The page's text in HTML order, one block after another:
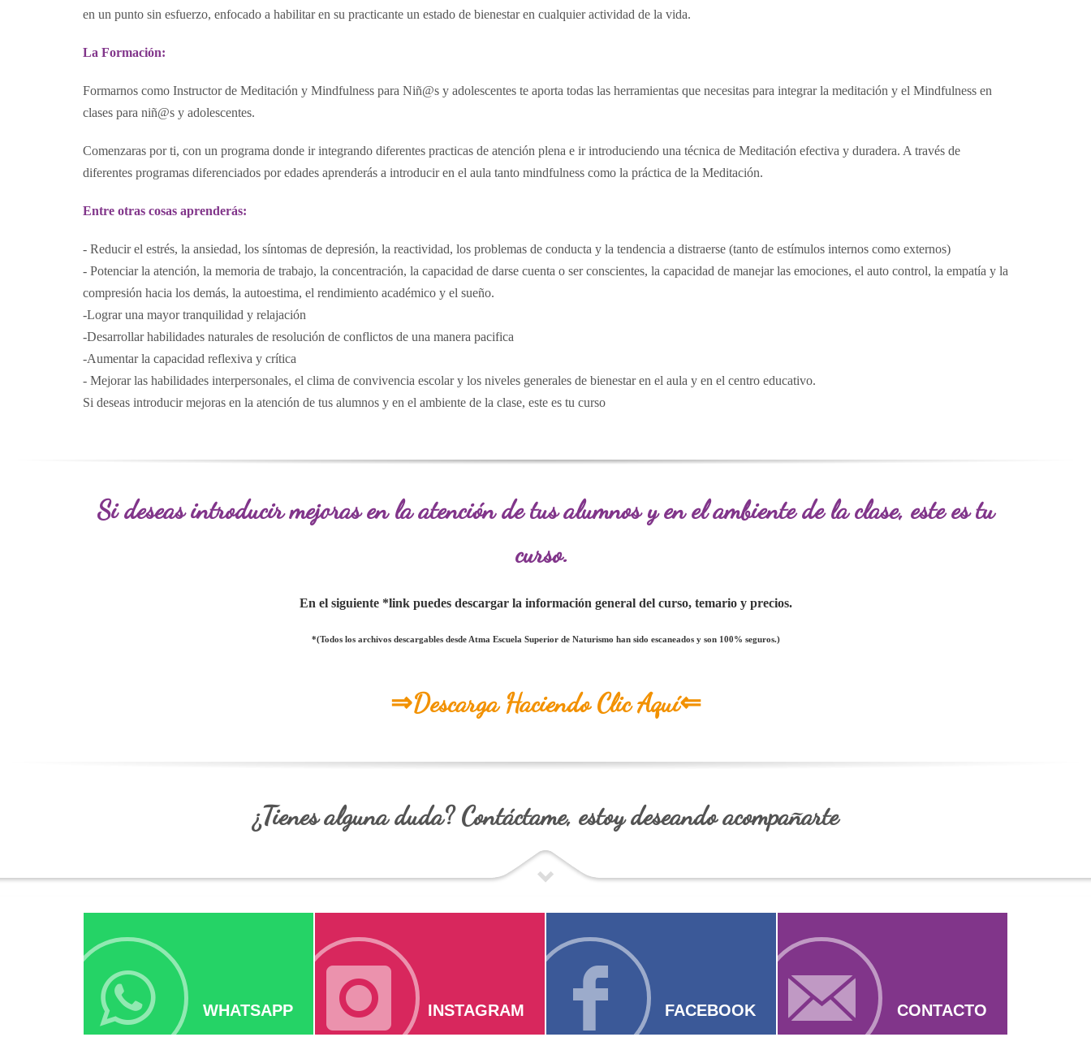
en un punto sin esfuerzo, enfocado a habilitar en su practicante un estado de bienestar en cualquier actividad de la vida.
La Formación:
Formarnos como Instructor de Meditación y Mindfulness para Niñ@s y adolescentes te aporta todas las herramientas que necesitas para integrar la meditación y el Mindfulness en
clases para niñ@s y adolescentes.
Comenzaras por ti, con un programa donde ir integrando diferentes practicas de atención plena e ir introduciendo una técnica de Meditación efectiva y duradera. A través de
diferentes programas diferenciados por edades aprenderás a introducir en el aula tanto mindfulness como la práctica de la Meditación.
Entre otras cosas aprenderás:
- Reducir el estrés, la ansiedad, los síntomas de depresión, la reactividad, los problemas de conducta y la tendencia a distraerse (tanto de estímulos internos como externos)
- Potenciar la atención, la memoria de trabajo, la concentración, la capacidad de darse cuenta o ser conscientes, la capacidad de manejar las emociones, el auto control, la empatía y la
compresión hacia los demás, la autoestima, el rendimiento académico y el sueño.
-Lograr una mayor tranquilidad y relajación
-Desarrollar habilidades naturales de resolución de conflictos de una manera pacifica
-Aumentar la capacidad reflexiva y crítica
- Mejorar las habilidades interpersonales, el clima de convivencia escolar y los niveles generales de bienestar en el aula y en el centro educativo.
Si deseas introducir mejoras en la atención de tus alumnos y en el ambiente de la clase, este es tu curso
Si deseas introducir mejoras en la atención de tus alumnos y en el ambiente de la clase, este es tu
curso.
En el siguiente *link puedes descargar la información general del curso, temario y precios.
*(Todos los archivos descargables desde Atma Escuela Superior de Naturismo han sido escaneados y son 100% seguros.)
⇒Descarga Haciendo Clic Aquí⇐
¿Tienes alguna duda?Contáctame, estoydeseando acompañarte
WHATSAPP INSTAGRAM FACEBOOK CONTACTO